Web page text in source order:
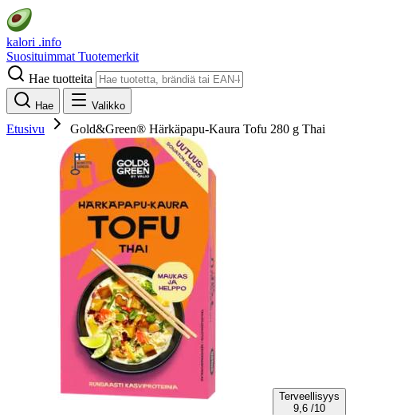
kalori .info
Suosituimmat Tuotemerkit
Hae tuotteita
Hae Valikko
Etusivu Gold&Green® Härkäpapu-Kaura Tofu 280 g Thai
Terveellisyys
9,6 /10